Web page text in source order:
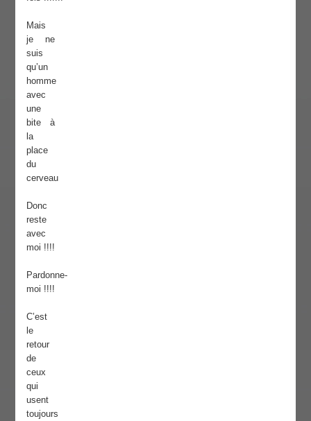
Mais
je ne
suis
qu’un
homme
avec
une
bite à
la
place
du
cerveau
Donc
reste
avec
moi !!!!
Pardonne-
moi !!!!
C’est
le
retour
de
ceux
qui
usent
toujours